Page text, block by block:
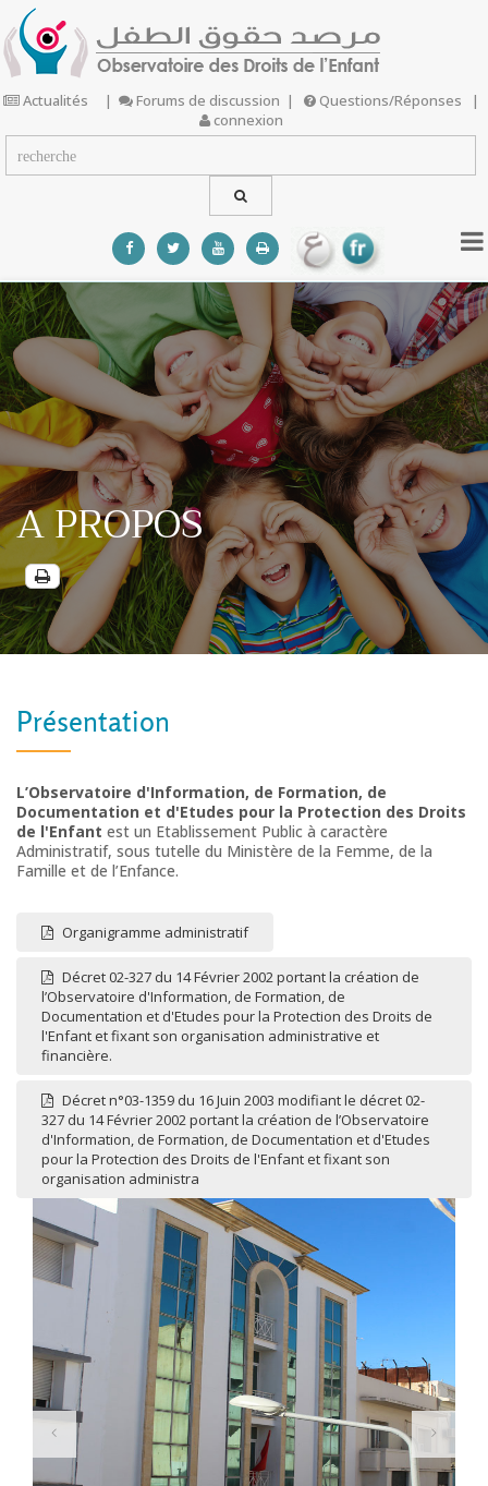
Actualités | Forums de discussion | Questions/Réponses
|
connexion
A PROPOS
Présentation
L’Observatoire d'Information, de Formation, de
Documentation et d'Etudes pour la Protection des Droits
de l'Enfant est un Etablissement Public à caractère
Administratif, sous tutelle du Ministère de la Femme, de la
Famille et de l’Enfance.
Organigramme administratif
Décret 02-327 du 14 Février 2002 portant la création de
l’Observatoire d'Information, de Formation, de
Documentation et d'Etudes pour la Protection des Droits de
l'Enfant et fixant son organisation administrative et
financière.
Décret n°03-1359 du 16 Juin 2003 modifiant le décret 02-
327 du 14 Février 2002 portant la création de l’Observatoire
d'Information, de Formation, de Documentation et d'Etudes
pour la Protection des Droits de l'Enfant et fixant son
organisation administra